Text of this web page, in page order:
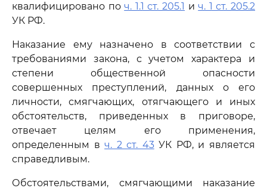
квалифицировано поч. 1.1 ст. 205.1 ич. 1 ст. 205.2
УК РФ.
Наказание ему назначено в соответствии с
требованиями закона, с учетом характера и
степени общественной опасности
совершенных преступлений, данных о его
личности, смягчающих, отягчающего и иных
обстоятельств, приведенных в приговоре,
отвечает целям его применения,
определенным вч. 2 ст. 43УК РФ, и является
справедливым.
Обстоятельствами, смягчающими наказание